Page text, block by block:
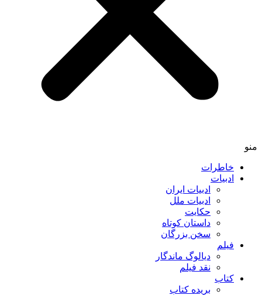
منو
خاطرات
ادبیات
ادبیات ایران
ادبیات ملل
حکایت
داستان کوتاه
سخن بزرگان
فیلم
دیالوگ ماندگار
نقد فیلم
کتاب
بریده کتاب